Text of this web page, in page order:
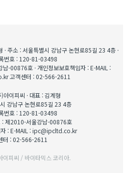
· 주소 : 서울특별시 강남구 논현로85길 23 4층 ·
번호 : 120-81-03498
-00876호 · 개인정보보호책임자 : E-MAIL :
고객센터 : 02-566-2611
아이피씨 · 대표 : 김계형
강남구 논현로85길 23 4층
번호 : 120-81-03498
: 제2010-서울강남-00876호
자 : E-MAIL : ipc@ipcltd.co.kr
터 : 02-566-2611
피씨 / 바이타믹스 코리아.